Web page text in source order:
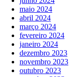
maio 2024
abril 2024
março 2024
fevereiro 2024
janeiro 2024
dezembro 2023
novembro 2023
outubro 2023